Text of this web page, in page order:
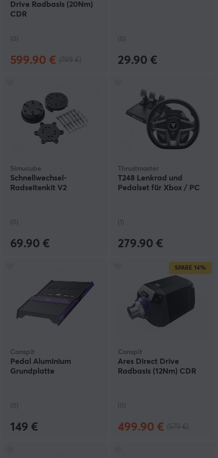
Drive Radbasis (20Nm)
CDR
(0)
599.90 €
(0)
29.90 €
Simucube
Schnellwechsel-
Radseitenkit V2
(0)
69.90 €
Thrustmaster
T248 Lenkrad und
Pedalset für Xbox / PC
(1)
279.90 €
Conspit
Pedal Aluminium
Grundplatte
(0)
149 €
SPARE 14%
Conspit
Ares Direct Drive
Radbasis (12Nm) CDR
(0)
499.90 €